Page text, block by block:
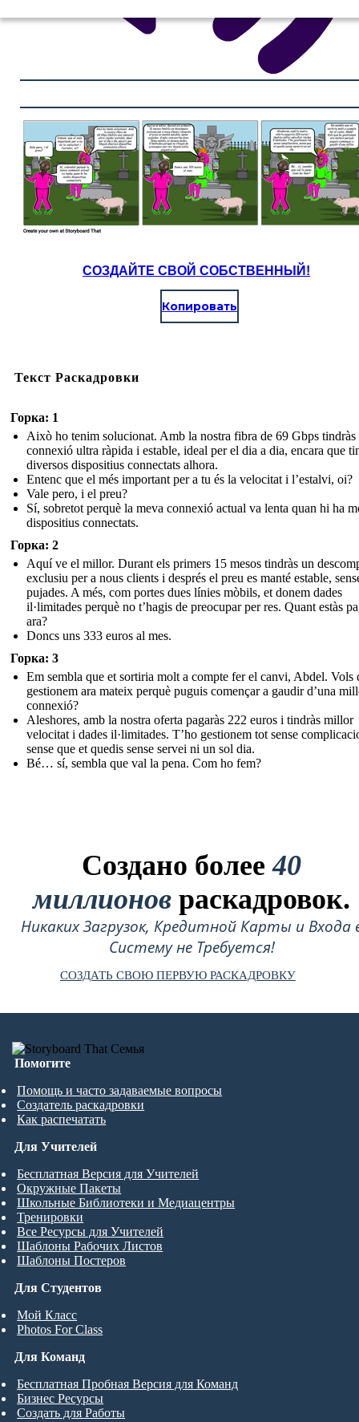
СОЗДАЙТЕ СВОЙ СОБСТВЕННЫЙ!
Копировать
Текст Раскадровки
Горка: 1
Això ho tenim solucionat. Amb la nostra fibra de 69 Gbps tindràs
connexió ultra ràpida i estable, ideal per el dia a dia, encara que
diversos dispositius connectats alhora.
Entenc que el més important per a tu és la velocitat i l’estalvi, oi?
Vale pero, i el preu?
Sí, sobretot perquè la meva connexió actual va lenta quan hi ha
dispositius connectats.
Горка: 2
Aquí ve el millor. Durant els primers 15 mesos tindràs un
exclusiu per a nous clients i després el preu es manté estable,
pujades. A més, com portes dues línies mòbils, et donem dades
il·limitades perquè no t’hagis de preocupar per res. Quant estàs
ara?
Doncs uns 333 euros al mes.
Горка: 3
Em sembla que et sortiria molt a compte fer el canvi, Abdel. Vols
gestionem ara mateix perquè puguis començar a gaudir d’una
connexió?
Aleshores, amb la nostra oferta pagaràs 222 euros i tindràs millor
velocitat i dades il·limitades. T’ho gestionem tot sense
sense que et quedis sense servei ni un sol dia.
Bé… sí, sembla que val la pena. Com ho fem?
Создано более40
миллионов раскадровок.
Никаких Загрузок, Кредитной Карты и Входа
Систему не Требуется!
СОЗДАТЬ СВОЮ ПЕРВУЮ РАСКАДРОВКУ
Помогите
Помощь и часто задаваемые вопросы
Создатель раскадровки
Как распечатать
Для Студентов
Мой Класс
Photos For Class
Для Учителей
Бесплатная Версия для Учителей
Окружные Пакеты
Школьные Библиотеки и Медиацентры
Тренировки
Все Ресурсы для Учителей
Шаблоны Рабочих Листов
Шаблоны Постеров
Для Команд
Бесплатная Пробная Версия для Команд
Бизнес Ресурсы
Создать для Работы